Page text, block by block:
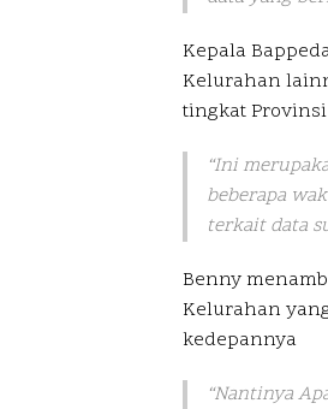
Kepala
Kelurahan
tingkat
“Ini
beberapa
terkait data
Benny
Kelurahan
kedepannya
“Nantinya